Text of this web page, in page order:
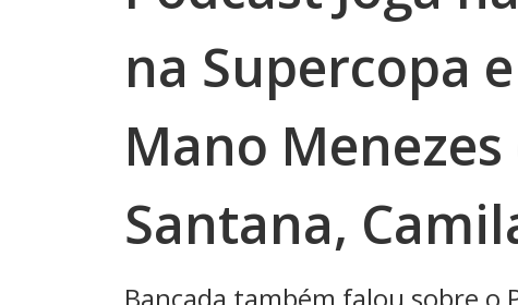
na Supercopa
Mano
Santana,